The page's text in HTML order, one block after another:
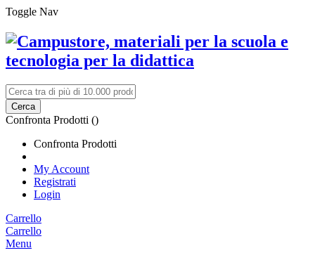
Toggle Nav
Cerca
Confronta Prodotti ()
Confronta Prodotti
My Account
Registrati
Login
Carrello
Carrello
Menu